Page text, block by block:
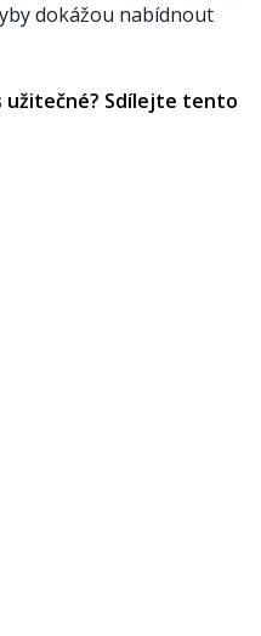
dokážou nabídnout
užitečné? Sdílejte tento